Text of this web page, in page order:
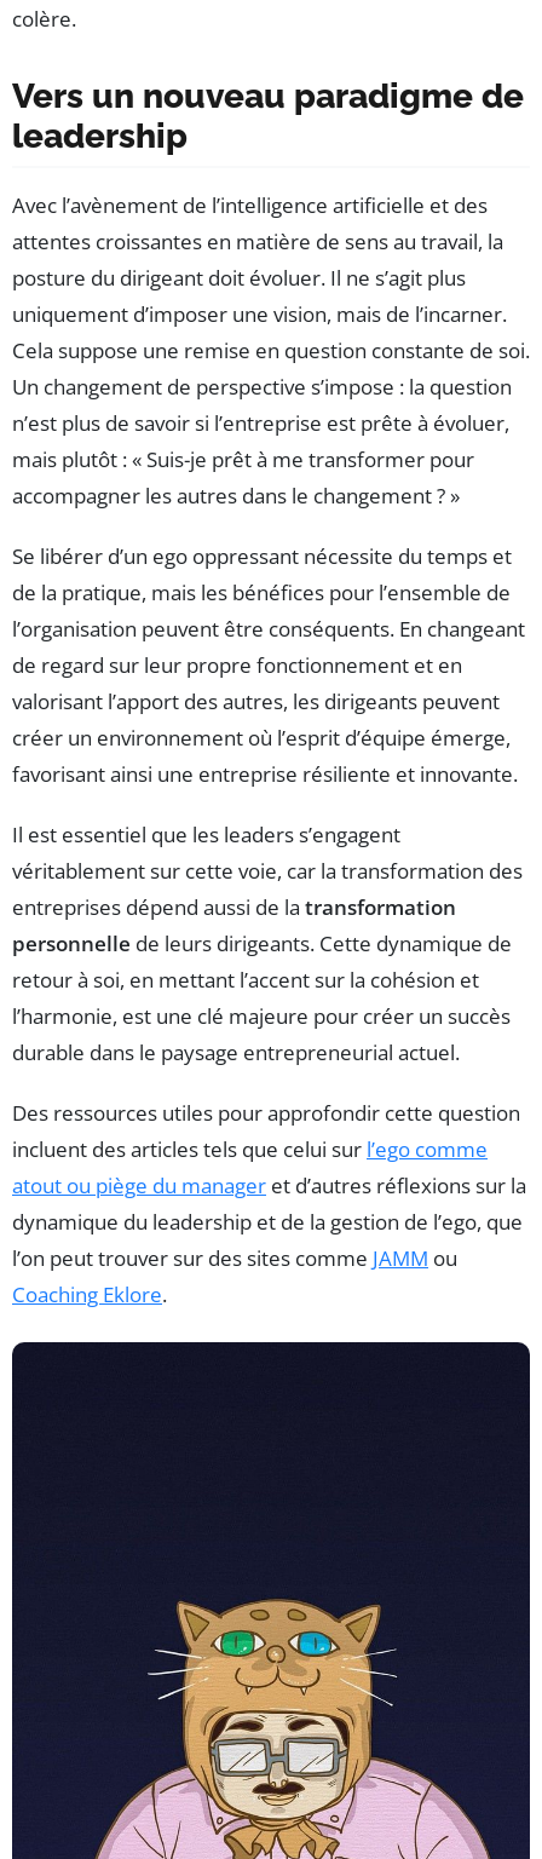
colère.
Vers un nouveau paradigme de
leadership
Avec l’avènement de l’intelligence artificielle et des
attentes croissantes en matière de sens au travail, la
posture du dirigeant doit évoluer. Il ne s’agit plus
uniquement d’imposer une vision, mais de l’incarner.
Cela suppose une remise en question constante de soi.
Un changement de perspective s’impose : la question
n’est plus de savoir si l’entreprise est prête à évoluer,
mais plutôt : « Suis-je prêt à me transformer pour
accompagner les autres dans le changement ? »
Se libérer d’un ego oppressant nécessite du temps et
de la pratique, mais les bénéfices pour l’ensemble de
l’organisation peuvent être conséquents. En changeant
de regard sur leur propre fonctionnement et en
valorisant l’apport des autres, les dirigeants peuvent
créer un environnement où l’esprit d’équipe émerge,
favorisant ainsi une entreprise résiliente et innovante.
Il est essentiel que les leaders s’engagent
véritablement sur cette voie, car la transformation des
entreprises dépend aussi de la transformation
personnelle de leurs dirigeants. Cette dynamique de
retour à soi, en mettant l’accent sur la cohésion et
l’harmonie, est une clé majeure pour créer un succès
durable dans le paysage entrepreneurial actuel.
Des ressources utiles pour approfondir cette question
incluent des articles tels que celui sur l’ego comme
atout ou piège du manager et d’autres réflexions sur la
dynamique du leadership et de la gestion de l’ego, que
l’on peut trouver sur des sites comme JAMM ou
Coaching Eklore.